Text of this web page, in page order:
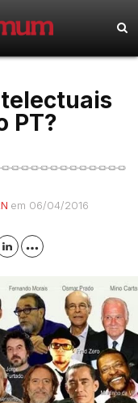
PT?
em 06/04/2016